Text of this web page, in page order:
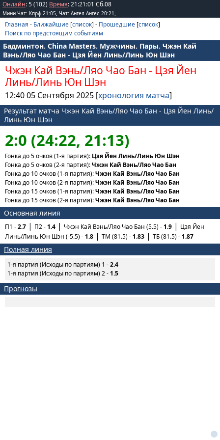
Онлайн: 5 (102) Время:21:21:01 Сб.08
Мини-Чат: Кпрф 21:05, Чат: Ангел Ангел 20:21 ,
Главная - Ближайшие [список] - Прошедшие [список]
Поиск по предстоящим событиям
Бадминтон. China Masters. Мужчины. Пары. Чжэн Кай
Вэнь/Ляо Чао Бан - Цзя Йен Линь/Линь Юн Шэн
Чжэн Кай Вэнь/Ляо Чао Бан - Цзя Йен
Линь/Линь Юн Шэн
12:40 05 Сентября 2025 [хронология матча]
Результат матча Чжэн Кай Вэнь/Ляо Чао Бан - Цзя Йен Линь/
Линь Юн Шэн
2:0 (24:22, 21:13)
Гонка до 5 очков (1-я партия): Цзя Йен Линь/Линь Юн Шэн
Гонка до 5 очков (2-я партия):Чжэн Кай Вэнь/Ляо Чао Бан
Гонка до 10 очков (1-я партия):Чжэн Кай Вэнь/Ляо Чао Бан
Гонка до 10 очков (2-я партия):Чжэн Кай Вэнь/Ляо Чао Бан
Гонка до 15 очков (1-я партия):Чжэн Кай Вэнь/Ляо Чао Бан
Гонка до 15 очков (2-я партия):Чжэн Кай Вэнь/Ляо Чао Бан
Основная линия
П1 -2.7 П2 -1.4 Чжэн Кай Вэнь/Ляо Чао Бан (5.5) -1.9
Цзя Йен
Линь/Линь Юн Шэн (-5.5) -1.8 ТМ (81.5) -1.83 ТБ (81.5) -1.87
Полная линия
1-я партия (Исходы по партиям) 1 -2.4
1-я партия (Исходы по партиям) 2 - 1.5
Прогнозы